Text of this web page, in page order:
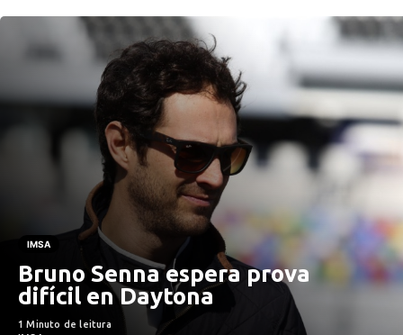
IMSA
Bruno Senna espera prova
difícil en Daytona
1 Minuto de leitura